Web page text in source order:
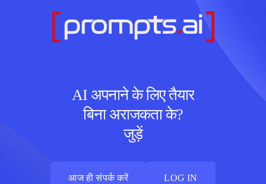
AI अपनाने के लिए तैयार
बिना अराजकता के?
जुड़ें
आज ही संपर्क करें
LOG IN